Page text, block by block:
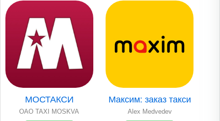
МОСТАКСИ
OAO TAXI MOSKVA
Максим: заказ такси
Alex Medvedev